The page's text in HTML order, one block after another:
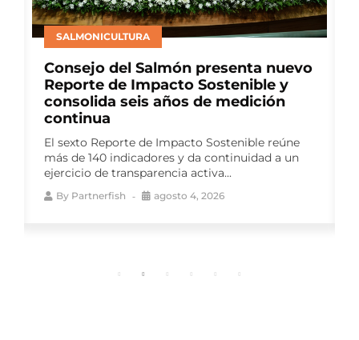
SALMONICULTURA
Consejo del Salmón presenta nuevo
Reporte de Impacto Sostenible y
consolida seis años de medición
continua
El sexto Reporte de Impacto Sostenible reúne
más de 140 indicadores y da continuidad a un
ejercicio de transparencia activa...
By Partnerfish agosto 4, 2026